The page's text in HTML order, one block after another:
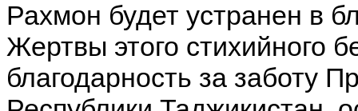
Рахмон будет устранен в
Жертвы этого стихийного
благодарность за заботу